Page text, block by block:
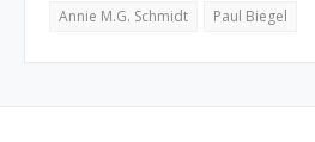
Annie M.G. Schmidt Paul Biegel